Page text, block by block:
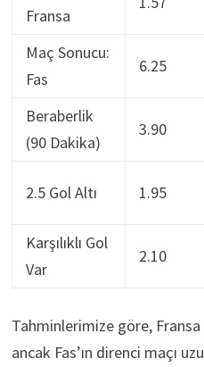
Fransa
Maç Sonucu:
Fas
6.25
Beraberlik
(90 Dakika)
3.90
2.5 Gol Altı 1.95
Karşılıklı Gol
Var
2.10
Tahminlerimize göre, Fransa
ancak Fas’ın direnci maçı